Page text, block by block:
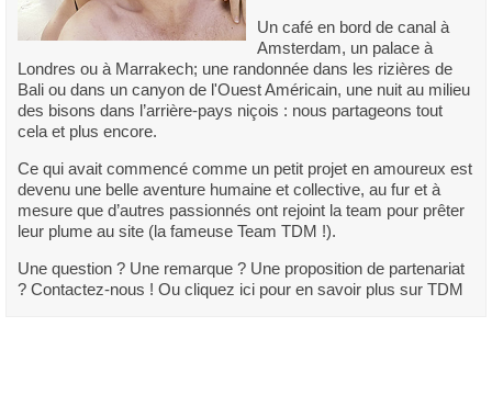
Un café en bord de canal à
Amsterdam, un palace à
Londres ou à Marrakech; une randonnée dans les rizières de
Bali ou dans un canyon de l'Ouest Américain, une nuit au milieu
des bisons dans l’arrière-pays niçois : nous partageons tout
cela et plus encore.
Ce qui avait commencé comme un petit projet en amoureux est
devenu une belle aventure humaine et collective, au fur et à
mesure que d’autres passionnés ont rejoint la team pour prêter
leur plume au site (la fameuse Team TDM !).
Une question ? Une remarque ? Une proposition de partenariat
? Contactez-nous ! Ou cliquez ici pour en savoir plus sur TDM